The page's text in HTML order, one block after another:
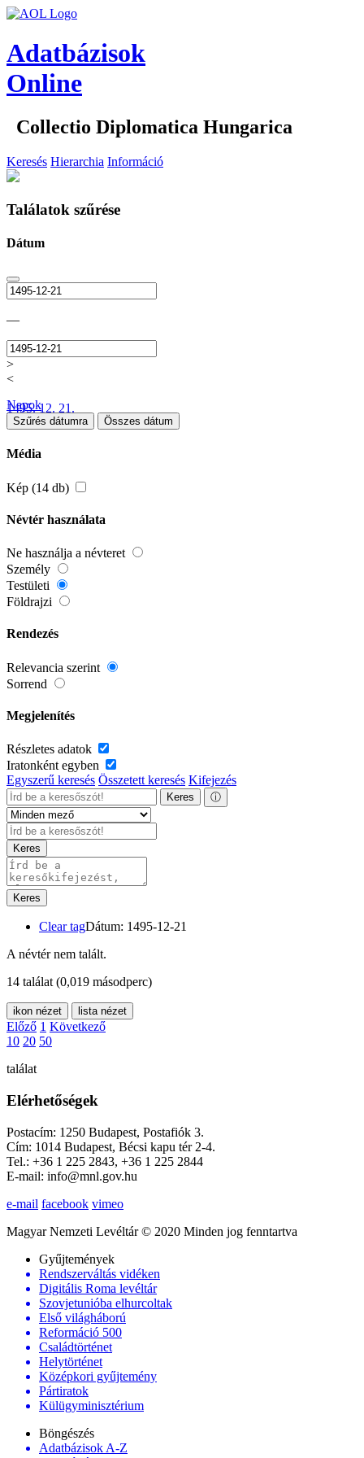
Adatbázisok
Online
Collectio Diplomatica Hungarica
Keresés Hierarchia Információ
Találatok szűrése
Dátum
—
>
<
1495. 12. 21.
Napok
Szűrés dátumra Összes dátum
Média
Kép (14 db)
Névtér használata
Ne használja a névteret
Személy
Testületi
Földrajzi
Rendezés
Relevancia szerint
Sorrend
Megjelenítés
Részletes adatok
Iratonként egyben
Egyszerű keresés Összetett keresés Kifejezés
Keres ⓘ
Keres
Keres
Clear tagDátum: 1495-12-21
A névtér nem talált.
14 találat (0,019 másodperc)
ikon nézet lista nézet
Előző 1 Következő
10 20 50
találat
Elérhetőségek
Postacím: 1250 Budapest, Postafiók 3.
Cím: 1014 Budapest, Bécsi kapu tér 2-4.
Tel.: +36 1 225 2843, +36 1 225 2844
E-mail: info@mnl.gov.hu
e-mail facebook vimeo
Magyar Nemzeti Levéltár © 2020 Minden jog fenntartva
Gyűjtemények
Rendszerváltás vidéken
Digitális Roma levéltár
Szovjetunióba elhurcoltak
Első világháború
Reformáció 500
Családtörténet
Helytörténet
Középkori gyűjtemény
Pártiratok
Külügyminisztérium
Böngészés
Adatbázisok A-Z